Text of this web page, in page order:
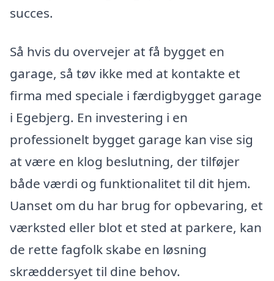
succes.
Så hvis du overvejer at få bygget en
garage, så tøv ikke med at kontakte et
firma med speciale i færdigbygget garage
i Egebjerg. En investering i en
professionelt bygget garage kan vise sig
at være en klog beslutning, der tilføjer
både værdi og funktionalitet til dit hjem.
Uanset om du har brug for opbevaring, et
værksted eller blot et sted at parkere, kan
de rette fagfolk skabe en løsning
skræddersyet til dine behov.